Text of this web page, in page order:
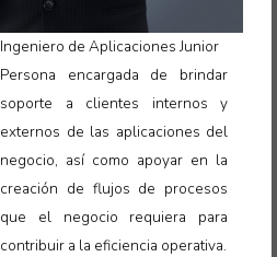
Ingeniero de Aplicaciones Junior
Persona encargada de brindar
soporte a clientes internos y
externos de las aplicaciones del
negocio, así como apoyar en la
creación de flujos de procesos
que el negocio requiera para
contribuir a la eficiencia operativa.